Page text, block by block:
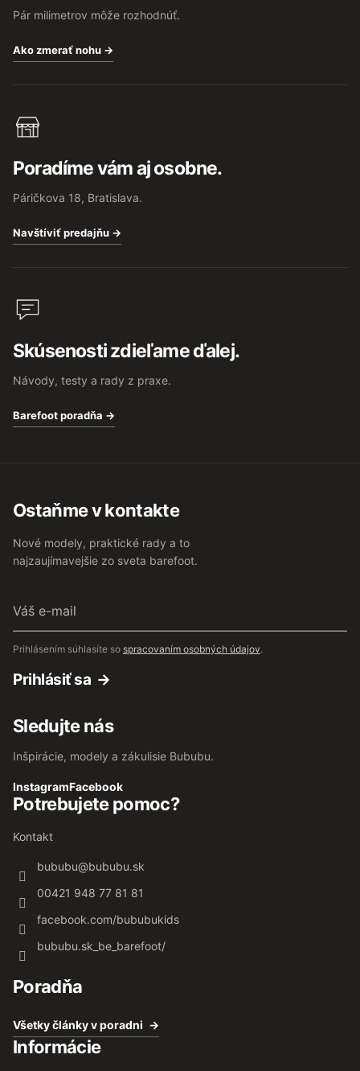
Pár milimetrov môže rozhodnúť.
Ako zmerať nohu →
Poradíme vám aj osobne.
Páričkova 18, Bratislava.
Navštíviť predajňu →
Skúsenosti zdieľame ďalej.
Návody, testy a rady z praxe.
Barefoot poradňa →
Ostaňme v kontakte
Nové modely, praktické rady a to
najzaujímavejšie zo sveta barefoot.
e-
mail
Prihlásením súhlasíte so spracovaním osobných údajov.
Prihlásiť sa
Sledujte nás
Inšpirácie, modely a zákulisie Bububu.
InstagramFacebook
Potrebujete pomoc?
Kontakt
bububu@bububu.sk
00421 948 77 81 81
facebook.com/bububukids
bububu.sk_be_barefoot/
Poradňa
Všetky články v poradni
Informácie